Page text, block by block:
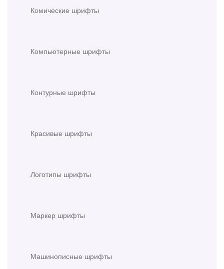
Комические шрифты
Компьютерные шрифты
Контурные шрифты
Красивые шрифты
Логотипы шрифты
Маркер шрифты
Машинописные шрифты